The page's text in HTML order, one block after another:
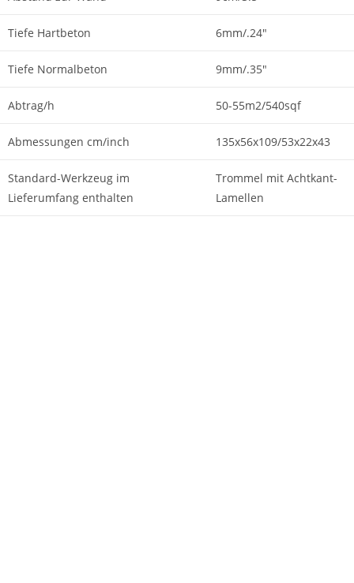
Tiefe Hartbeton 6mm/.24"
Tiefe Normalbeton 9mm/.35"
Abtrag/h 50-55m2/540sqf
Abmessungen cm/inch 135x56x109/53x22x43
Standard-Werkzeug im
Lieferumfang enthalten
Trommel mit Achtkant-
Lamellen